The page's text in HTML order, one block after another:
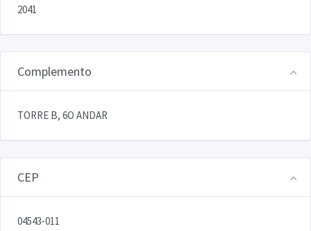
2041
Complemento
TORRE B, 6O ANDAR
CEP
04543-011